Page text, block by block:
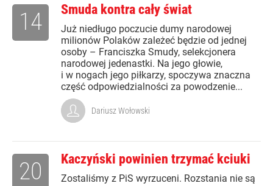
Smuda kontra cały świat
Już niedługo poczucie dumy narodowej
milionów Polaków zależeć będzie od jednej
osoby – Franciszka Smudy, selekcjonera
narodowej jedenastki. Na jego głowie,
i w nogach jego piłkarzy, spoczywa znaczna
część odpowiedzialności za powodzenie...
14
Dariusz Wołowski
Kaczyński powinien trzymać kciuki
Zostaliśmy z PiS wyrzuceni. Rozstania nie są
20